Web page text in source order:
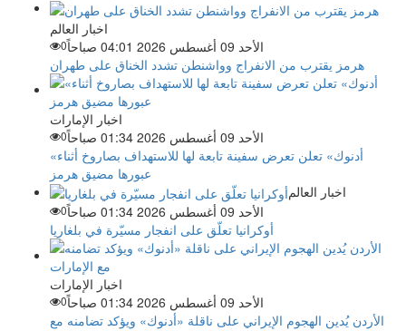
اخبار العالم
الأحد 09 أغسطس 2026 04:01 صباحاً
0
هرمز يقترب من الانفراج وواشنطن تشدد الخناق على طهران
اخبار الإمارات
الأحد 09 أغسطس 2026 01:34 صباحاً
0
«أدنوك» تعلن تعرض سفينة تابعة لها للاستهداف بصاروخ أثناء
عبورها مضيق هرمز
اخبار العالم
الأحد 09 أغسطس 2026 01:34 صباحاً
0
أوكرانيا تعلّق على انفجار مسيّرة في بلغاريا
اخبار الإمارات
الأحد 09 أغسطس 2026 01:34 صباحاً
0
الأردن يُدين الهجوم الإيراني على ناقلة «أدنوك» ويؤكد تضامنه مع